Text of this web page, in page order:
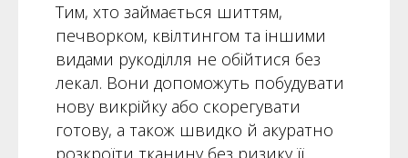
Тим, хто займається шиттям,
печворком, квілтингом та іншими
видами рукоділля не обійтися без
лекал. Вони допоможуть побудувати
нову викрійку або скорегувати
готову, а також швидко й акуратно
розкроїти тканину без ризику її